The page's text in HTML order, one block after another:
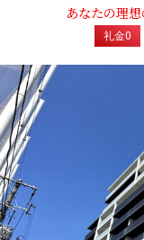
あなたの理
礼金0